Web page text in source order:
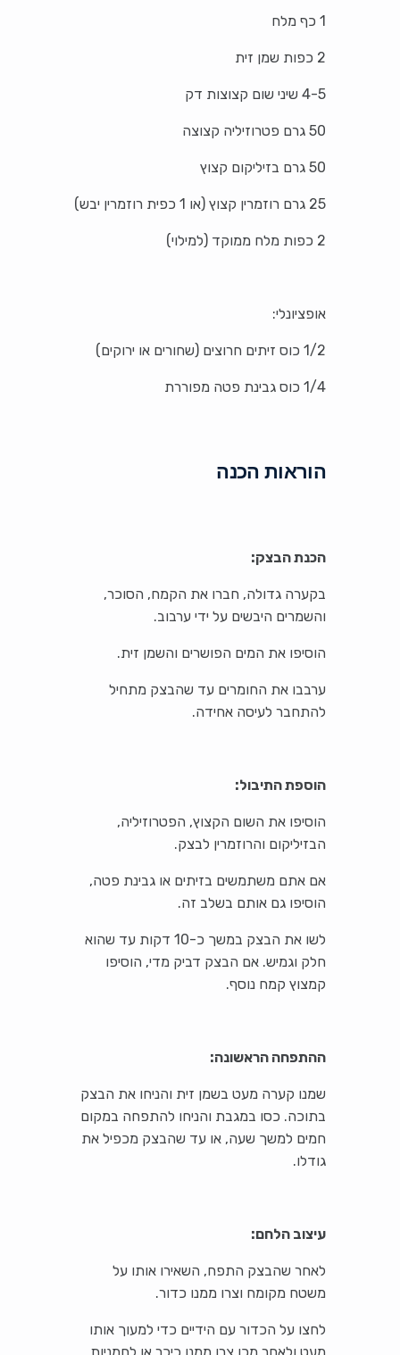
1 כף מלח
2 כפות שמן זית
4-5 שיני שום קצוצות דק
50 גרם פטרוזיליה קצוצה
50 גרם בזיליקום קצוץ
25 גרם רוזמרין קצוץ (או 1 כפית רוזמרין יבש)
2 כפות מלח ממוקד (למילוי)
אופציונלי:
1/2 כוס זיתים חרוצים (שחורים או ירוקים)
1/4 כוס גבינת פטה מפוררת
הוראות הכנה
הכנת הבצק:
בקערה גדולה, חברו את הקמח, הסוכר,
והשמרים היבשים על ידי ערבוב.
הוסיפו את המים הפושרים והשמן זית.
ערבבו את החומרים עד שהבצק מתחיל
להתחבר לעיסה אחידה.
הוספת התיבול:
הוסיפו את השום הקצוץ, הפטרוזיליה,
הבזיליקום והרוזמרין לבצק.
אם אתם משתמשים בזיתים או גבינת פטה,
הוסיפו גם אותם בשלב זה.
לשו את הבצק במשך כ-10 דקות עד שהוא
חלק וגמיש. אם הבצק דביק מדי, הוסיפו
קמצוץ קמח נוסף.
ההתפחה הראשונה:
שמנו קערה מעט בשמן זית והניחו את הבצק
בתוכה. כסו במגבת והניחו להתפחה במקום
חמים למשך שעה, או עד שהבצק מכפיל את
גודלו.
עיצוב הלחם:
לאחר שהבצק התפח, השאירו אותו על
משטח מקומח וצרו ממנו כדור.
לחצו על הכדור עם הידיים כדי למעוך אותו